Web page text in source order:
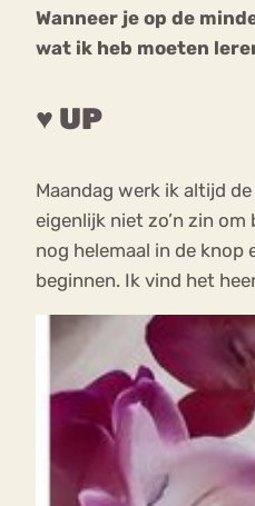
Wanneer je op de
wat ik heb moeten
♥ UP
Maandag werk ik altijd
eigenlijk niet zo’n zin
nog helemaal in de knop
beginnen. Ik vind het